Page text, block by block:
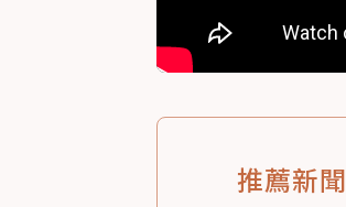
推薦新聞